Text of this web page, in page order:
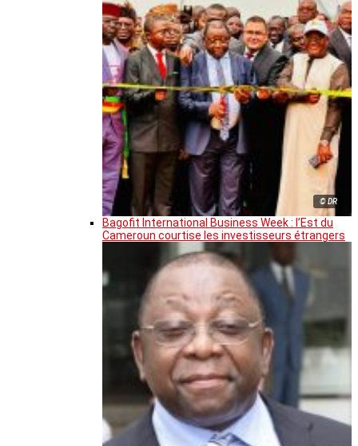
© DR
Bagofit International Business Week : l’Est du
Cameroun courtise les investisseurs étrangers